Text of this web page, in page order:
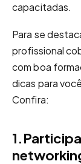
capacitadas.
Para se
profissional
com boa
dicas para
Confira: